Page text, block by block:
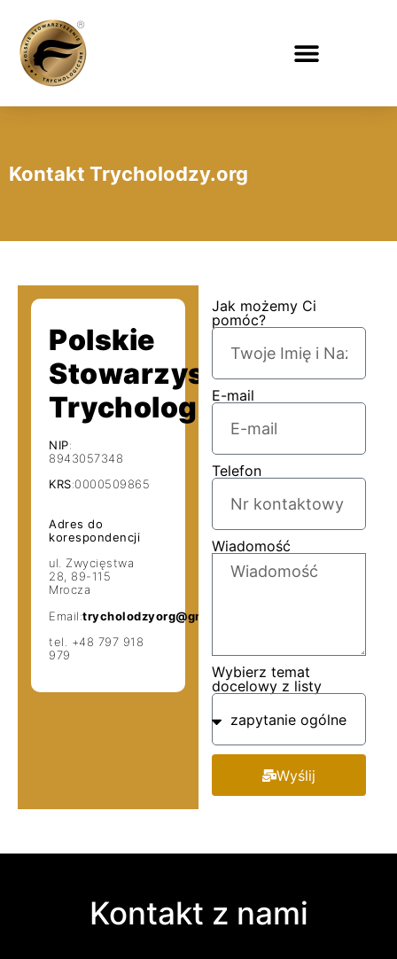
Kontakt Trycholodzy.org
Polskie
Stowarzyszenie
Trychologiczne
NIP:
8943057348
KRS:0000509865
Adres do
korespondencji
ul. Zwycięstwa
28, 89-115
Mrocza
Email:trycholodzyorg@gmail.com
tel.
+48 797 918
979
Jak możemy Ci
pomóc?
E-mail
Telefon
Wiadomość
Wybierz temat
docelowy z listy
Wyślij
Kontakt z nami